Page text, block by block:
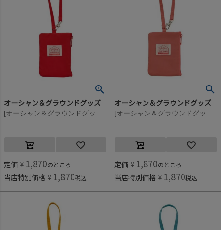
オーシャン＆グラウンドグッズ
定価 ¥ 1,870のところ
当店特別価格 ¥ 1,870税込
オーシャン＆グラウンドグッズ
定価 ¥ 1,870のところ
当店特別価格 ¥ 1,870税込